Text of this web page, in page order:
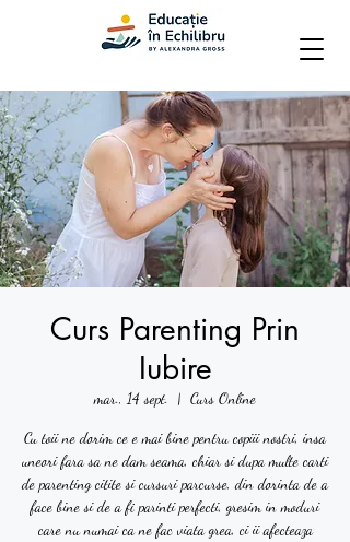
Curs Parenting Prin
Iubire
mar., 14 sept.
  |
Curs Online
Cu toii ne dorim ce e mai bine pentru copiii nostri, insa
uneori fara sa ne dam seama, chiar si dupa multe carti
de parenting citite si cursuri parcurse, din dorinta de a
face bine si de a fi parinti perfecti, gresim in moduri
care nu numai ca ne fac viata grea, ci ii afecteaza